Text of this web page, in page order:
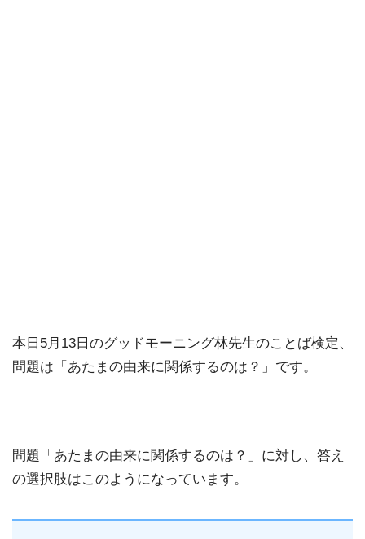
本日5月13日のグッドモーニング林先生のことば検定、
問題は「あたまの由来に関係するのは？」です。
問題「あたまの由来に関係するのは？」に対し、答え
の選択肢はこのようになっています。